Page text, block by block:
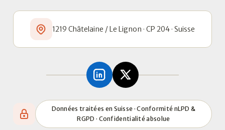
1219 Châtelaine / Le Lignon · CP 204 · Suisse
Données traitées en Suisse · Conformité nLPD &
RGPD · Confidentialité absolue